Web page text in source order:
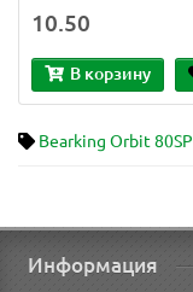
10.50
В корзину
Bearking Orbit 80SP
Информация